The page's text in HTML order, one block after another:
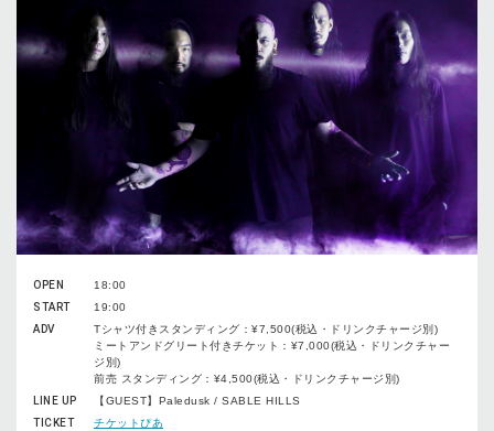
OPEN
18:00
START
19:00
ADV
Tシャツ付きスタンディング：¥7,500(税込・ドリンクチャージ別)
ミートアンドグリート付きチケット：¥7,000(税込・ドリンクチャー
ジ別)
前売 スタンディング：¥4,500(税込・ドリンクチャージ別)
LINE UP
【GUEST】Paledusk / SABLE HILLS
TICKET
チケットぴあ